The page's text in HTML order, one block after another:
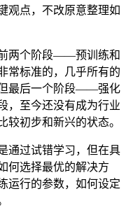
观点，不改原意整理如
两个阶段——预训练和
常标准的，几乎所有的
最后一个阶段——强化
，至今还没有成为行业
较初步和新兴的状态。
过试错学习，但在具
何选择最优的解决方
运行的参数，如何设定